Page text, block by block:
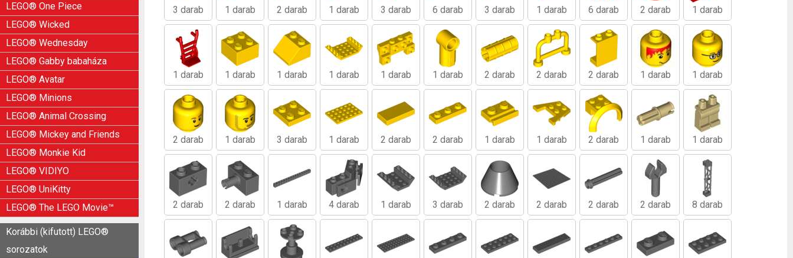
LEGO® One Piece
LEGO® Wicked
LEGO® Wednesday
LEGO® Gabby babaháza
LEGO® Avatar
LEGO® Minions
LEGO® Animal Crossing
LEGO® Mickey and Friends
LEGO® Monkie Kid
LEGO® VIDIYO
LEGO® UniKitty
LEGO® The LEGO Movie™
Korábbi (kifutott) LEGO®
sorozatok
3 darab 1 darab 2 darab 1 darab 3 darab 6 darab 3 darab 1 darab 6 darab 2 darab 1 darab
1 darab 1 darab 1 darab 1 darab 1 darab 1 darab 2 darab 2 darab 2 darab 1 darab 1 darab
2 darab 1 darab 3 darab 1 darab 2 darab 2 darab 1 darab 1 darab 2 darab 1 darab 1 darab
2 darab 2 darab 1 darab 4 darab 1 darab 3 darab 2 darab 2 darab 2 darab 2 darab 8 darab